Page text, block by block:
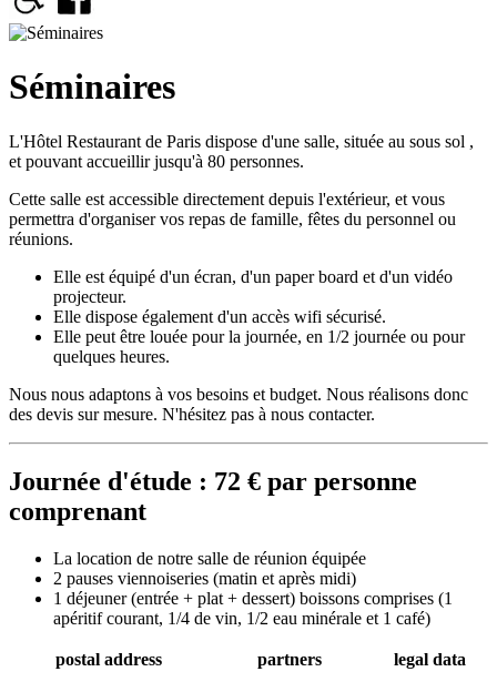
Séminaires
L'Hôtel Restaurant de Paris dispose d'une salle, située au sous sol ,
et pouvant accueillir jusqu'à 80 personnes.
Cette salle est accessible directement depuis l'extérieur, et vous
permettra d'organiser vos repas de famille, fêtes du personnel ou
réunions.
Elle est équipé d'un écran, d'un paper board et d'un vidéo
projecteur.
Elle dispose également d'un accès wifi sécurisé.
Elle peut être louée pour la journée, en 1/2 journée ou pour
quelques heures.
Nous nous adaptons à vos besoins et budget. Nous réalisons donc
des devis sur mesure. N'hésitez pas à nous contacter.
Journée d'étude : 72 € par personne
comprenant
La location de notre salle de réunion équipée
2 pauses viennoiseries (matin et après midi)
1 déjeuner (entrée + plat + dessert) boissons comprises (1
apéritif courant, 1/4 de vin, 1/2 eau minérale et 1 café)
postal address partners legal data